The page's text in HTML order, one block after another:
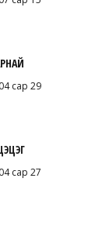
сар 29
сар 27